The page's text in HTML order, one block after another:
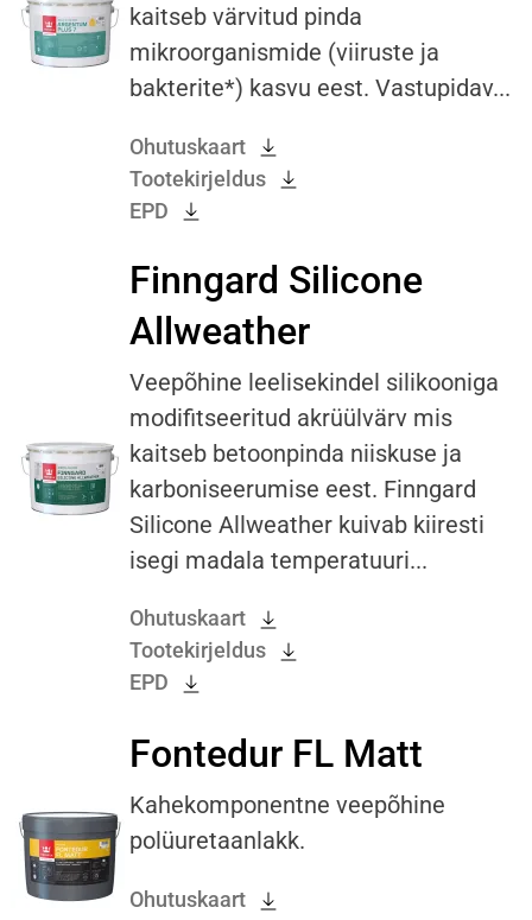
kaitseb värvitud pinda
mikroorganismide (viiruste ja
bakterite*) kasvu eest. Vastupidav...
Ohutuskaart
Tootekirjeldus
EPD
Finngard Silicone
Allweather
Veepõhine leelisekindel silikooniga
modifitseeritud akrüülvärv mis
kaitseb betoonpinda niiskuse ja
karboniseerumise eest. Finngard
Silicone Allweather kuivab kiiresti
isegi madala temperatuuri...
Ohutuskaart
Tootekirjeldus
EPD
Fontedur FL Matt
Kahekomponentne veepõhine
polüuretaanlakk.
Ohutuskaart